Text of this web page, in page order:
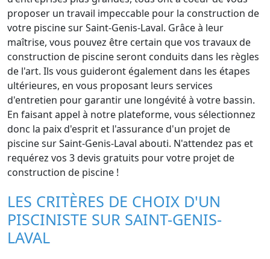
proposer un travail impeccable pour la construction de
votre piscine sur Saint-Genis-Laval. Grâce à leur
maîtrise, vous pouvez être certain que vos travaux de
construction de piscine seront conduits dans les règles
de l'art. Ils vous guideront également dans les étapes
ultérieures, en vous proposant leurs services
d'entretien pour garantir une longévité à votre bassin.
En faisant appel à notre plateforme, vous sélectionnez
donc la paix d'esprit et l'assurance d'un projet de
piscine sur Saint-Genis-Laval abouti. N'attendez pas et
requérez vos 3 devis gratuits pour votre projet de
construction de piscine !
LES CRITÈRES DE CHOIX D'UN
PISCINISTE SUR SAINT-GENIS-
LAVAL